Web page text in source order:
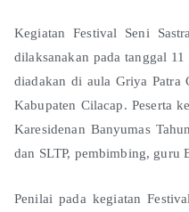
Kegiatan Festival Seni
dilaksanakan pada tanggal
diadakan di aula Griya Patra
Kabupaten Cilacap. Peserta
Karesidenan Banyumas
dan SLTP, pembimbing, guru
Penilai pada kegiatan